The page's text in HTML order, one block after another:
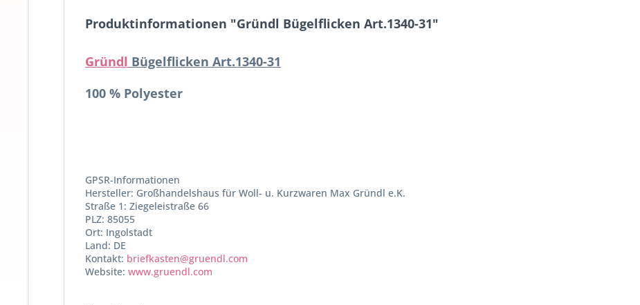
Produktinformationen "Gründl Bügelflicken Art.1340-31"
Gründl Bügelflicken Art.1340-31
100 % Polyester
GPSR-Informationen
Hersteller: Großhandelshaus für Woll- u. Kurzwaren Max Gründl e.K.
Straße 1: Ziegeleistraße 66
PLZ: 85055
Ort: Ingolstadt
Land: DE
Kontakt: briefkasten@gruendl.com
Website: www.gruendl.com